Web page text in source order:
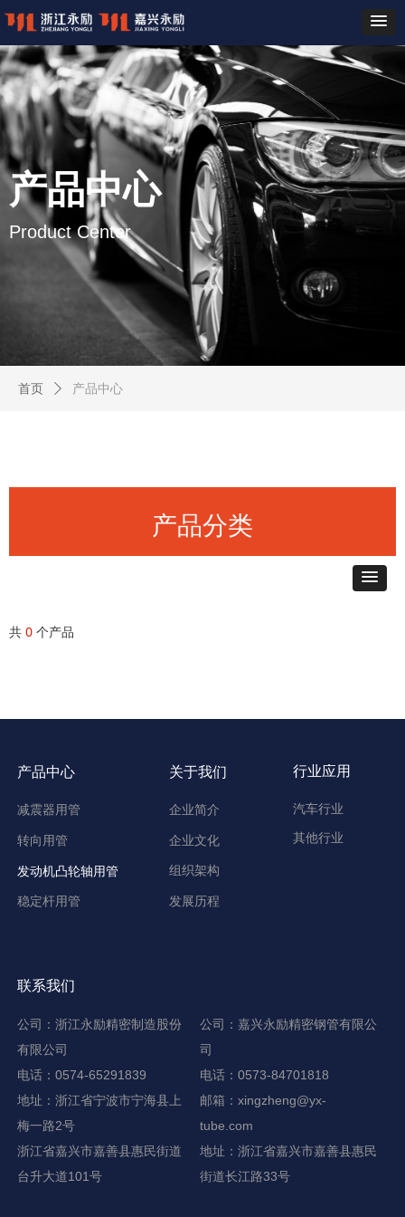
产品中心
Product Center
首页 ꄲ 产品中心
产品分类
共 0 个产品
产品中心
减震器用管
转向用管
发动机凸轮轴用管
稳定杆用管
行业应用
汽车行业
其他行业
关于我们
企业简介
企业文化
组织架构
发展历程
联系我们
公司：浙江永励精密制造股份
有限公司
电话：0574-65291839
地址：浙江省宁波市宁海县上
梅一路2号
浙江省嘉兴市嘉善县惠民街道
台升大道101号
公司：嘉兴永励精密钢管有限公
司
电话：0573-84701818
邮箱：xingzheng@yx-
tube.com
地址：浙江省嘉兴市嘉善县惠民
街道长江路33号